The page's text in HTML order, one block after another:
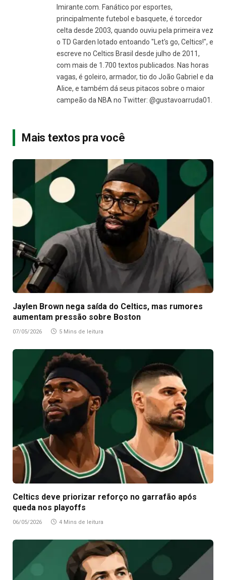
Imirante.com. Fanático por esportes,
principalmente futebol e basquete, é torcedor
celta desde 2003, quando ouviu pela primeira vez
o TD Garden lotado entoando "Let's go, Celtics!", e
escreve no Celtics Brasil desde julho de 2011,
com mais de 1.700 textos publicados. Nas horas
vagas, é goleiro, armador, tio do João Gabriel e da
Alice, e também dá seus pitacos sobre o maior
campeão da NBA no Twitter: @gustavoarruda01.
Mais textos pra você
Jaylen Brown nega saída do Celtics, mas rumores
aumentam pressão sobre Boston
07/05/2026 5 Mins de leitura
Celtics deve priorizar reforço no garrafão após
queda nos playoffs
06/05/2026 4 Mins de leitura